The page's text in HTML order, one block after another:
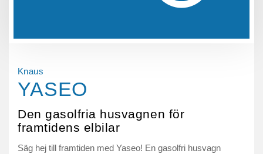
Knaus
YASEO
Den gasolfria husvagnen för
framtidens elbilar
Säg hej till framtiden med Yaseo! En gasolfri husvagn